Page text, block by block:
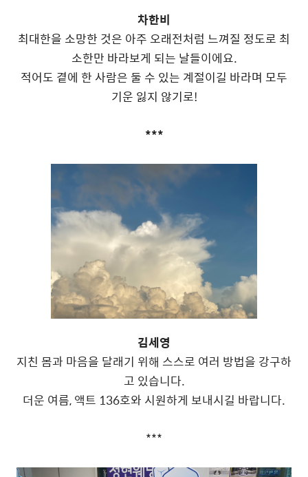
차한비
최대한을 소망한 것은 아주 오래전처럼 느껴질 정도로 최
소한만 바라보게 되는 날들이에요.
적어도 곁에 한 사람은 둘 수 있는 계절이길 바라며 모두
기운 잃지 않기로!
***
김세영
지친 몸과 마음을 달래기 위해 스스로 여러 방법을 강구하
고 있습니다.
더운 여름, 액트 136호와 시원하게 보내시길 바랍니다.
***